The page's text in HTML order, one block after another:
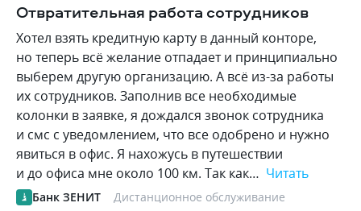
Отвратительная работа сотрудников
Хотел взять кредитную карту в данный конторе,
но теперь всё желание отпадает и принципиально
выберем другую организацию. А всё из-за работы
их сотрудников. Заполнив все необходимые
колонки в заявке, я дождался звонок сотрудника
и смс с уведомлением, что все одобрено и нужно
явиться в офис. Я нахожусь в путешествии
и до офиса мне около 100 км. Так как… Читать
Банк ЗЕНИТ Дистанционное обслуживание